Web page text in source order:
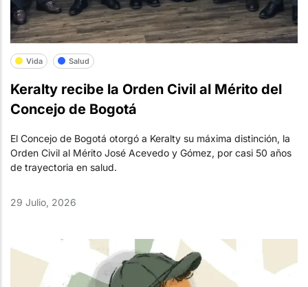
Vida Salud
Keralty recibe la Orden Civil al Mérito del
Concejo de Bogotá
El Concejo de Bogotá otorgó a Keralty su máxima distinción, la
Orden Civil al Mérito José Acevedo y Gómez, por casi 50 años
de trayectoria en salud.
29 Julio, 2026